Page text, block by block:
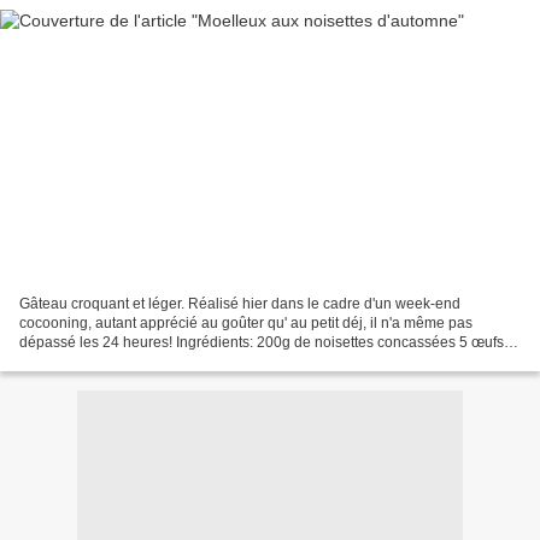
Gâteau croquant et léger. Réalisé hier dans le cadre d'un week-end
cocooning, autant apprécié au goûter qu' au petit déj, il n'a même pas
dépassé les 24 heures! Ingrédients: 200g de noisettes concassées 5 œufs (5